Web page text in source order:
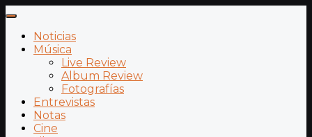
Noticias
Música
Live Review
Album Review
Fotografías
Entrevistas
Notas
Cine